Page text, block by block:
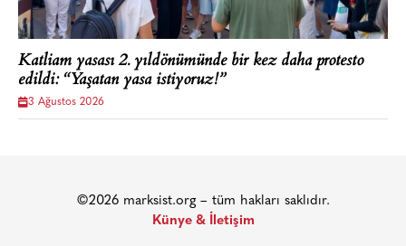
Katliam yasası 2. yıldönümünde bir kez daha protesto
edildi: “Yaşatan yasa istiyoruz!”
3 Ağustos 2026
©2026 marksist.org – tüm hakları saklıdır.
Künye & İletişim